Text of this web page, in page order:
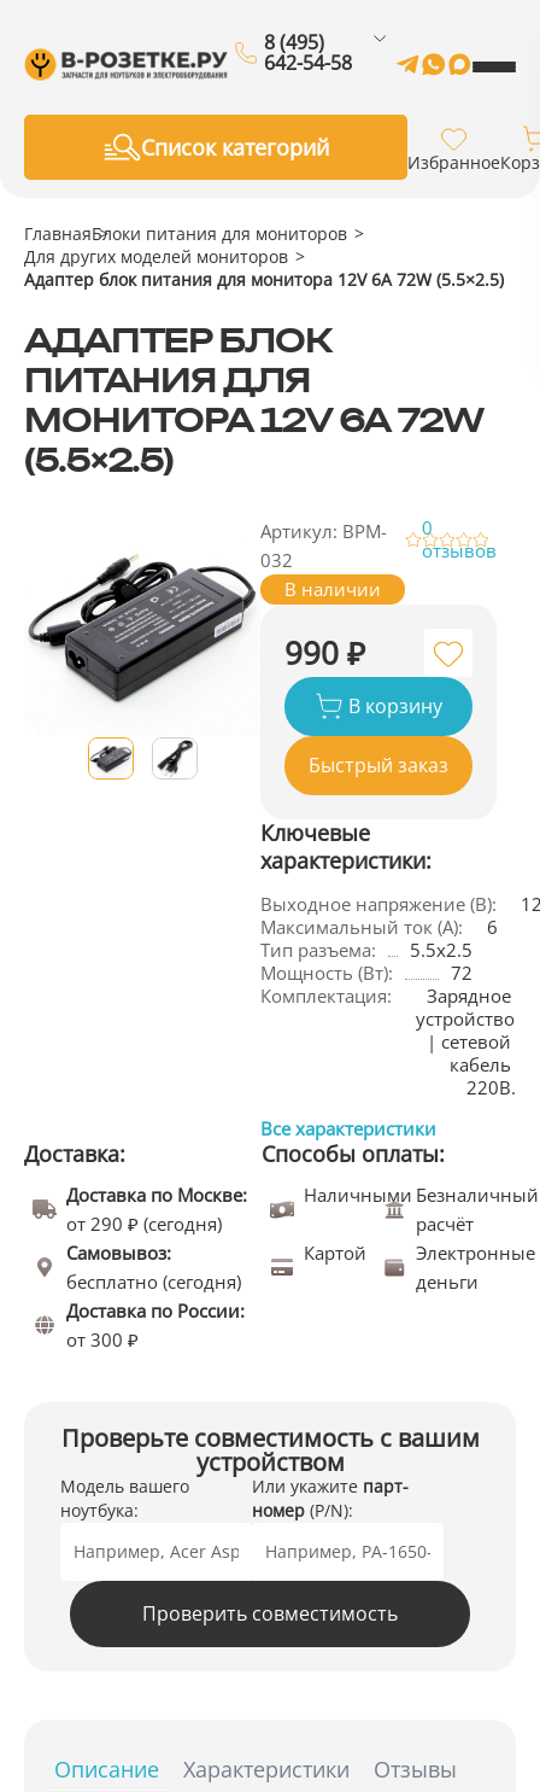
8 (495)
642-54-58
Список категорий
Избранное
ГлавнаяБлоки питания для мониторов
Для других моделей мониторов
Адаптер блок питания для монитора 12V 6A 72W (5.5×2.5)
АДАПТЕР БЛОК
ПИТАНИЯ ДЛЯ
МОНИТОРА 12V 6A 72W
(5.5×2.5)
Артикул: BPM-
032
В наличии
0
отзывов
990 ₽
В корзину
Быстрый заказ
Ключевые
характеристики:
Выходное напряжение (В):
Максимальный ток (А):
6
Тип разъема:
5.5x2.5
Мощность (Вт):
72
Комплектация:
Зарядное
устройство
| сетевой
кабель
220В.
Все характеристики
Доставка:
Доставка по Москве:
от 290 ₽ (сегодня)
Самовывоз:
бесплатно (сегодня)
Доставка по России:
от 300 ₽
Способы оплаты:
Наличными Безналичный
расчёт
Картой
Электронные
деньги
Проверьте совместимость с вашим
устройством
Модель вашего
ноутбука:
Или укажите парт-
номер (P/N):
Проверить совместимость
Описание Характеристики Отзывы